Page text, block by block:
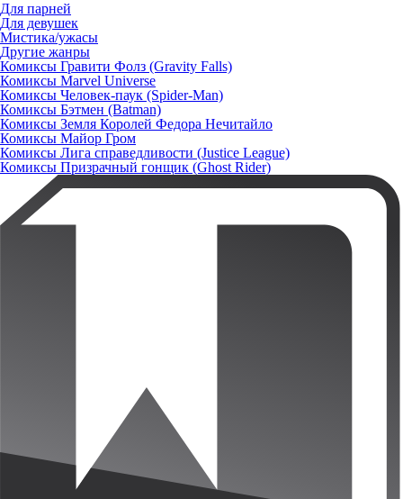
Для парней
Для девушек
Мистика/ужасы
Другие жанры
Комиксы Гравити Фолз (Gravity Falls)
Комиксы Marvel Universe
Комиксы Человек-паук (Spider-Man)
Комиксы Бэтмен (Batman)
Комиксы Земля Королей Федора Нечитайло
Комиксы Майор Гром
Комиксы Лига справедливости (Justice League)
Комиксы Призрачный гонщик (Ghost Rider)